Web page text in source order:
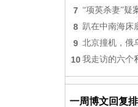
7 “项英杀妻”疑
8 趴在中南海床
9 北京撞机，俄
10 我走访的六个
一周博文回复